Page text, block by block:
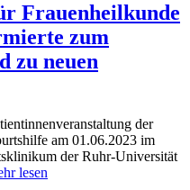
Frauenheilkunde
zum
zu neuen
der
am 01.06.2023 im
der Ruhr-Universität
lesen